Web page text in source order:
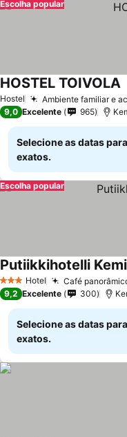
Escolha popular
Hostel Ambiente familiar e
HOSTEL TOIVOLA
9,0 Excelente 965
Selecione as datas
exatos.
Escolha popular
3 EstrelasHotel Café
Putiikkihotelli
9,2 Excelente 300
Selecione as datas
exatos.